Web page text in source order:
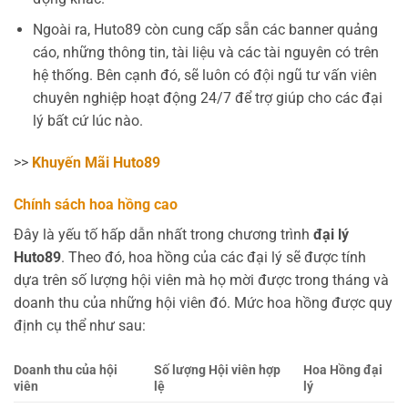
Ngoài ra, Huto89 còn cung cấp sẵn các banner quảng
cáo, những thông tin, tài liệu và các tài nguyên có trên
hệ thống. Bên cạnh đó, sẽ luôn có đội ngũ tư vấn viên
chuyên nghiệp hoạt động 24/7 để trợ giúp cho các đại
lý bất cứ lúc nào.
>> Khuyến Mãi Huto89
Chính sách hoa hồng cao
Đây là yếu tố hấp dẫn nhất trong chương trình đại lý
Huto89. Theo đó, hoa hồng của các đại lý sẽ được tính
dựa trên số lượng hội viên mà họ mời được trong tháng và
doanh thu của những hội viên đó. Mức hoa hồng được quy
định cụ thể như sau:
Doanh thu của hội
viên
Số lượng Hội viên hợp
lệ
Hoa Hồng đại
lý